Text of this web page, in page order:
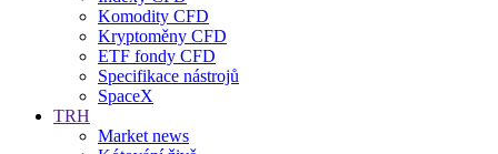
Komodity CFD
Kryptoměny CFD
ETF fondy CFD
Specifikace nástrojů
SpaceX
TRH
Market news